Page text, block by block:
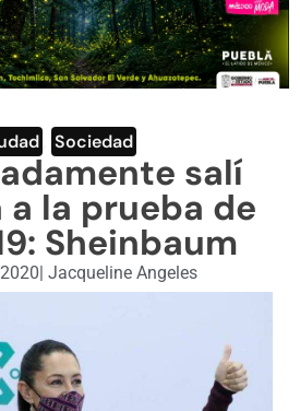
OPINIÓN
DEPORTES
SECTION
VIDEOS
Sociedad
salí
la prueba de
Sheinbaum
| Jacqueline Angeles